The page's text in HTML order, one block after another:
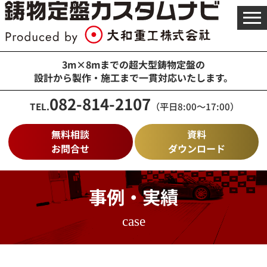
3m×8mまでの超大型鋳物定盤の
設計から製作・施工まで一貫対応いたします。
TEL.082-814-2107 （平日8:00～17:00）
無料相談
お問合せ
資料
ダウンロード
メ
ニ
ー
く
事例・実績
case